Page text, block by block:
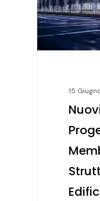
15